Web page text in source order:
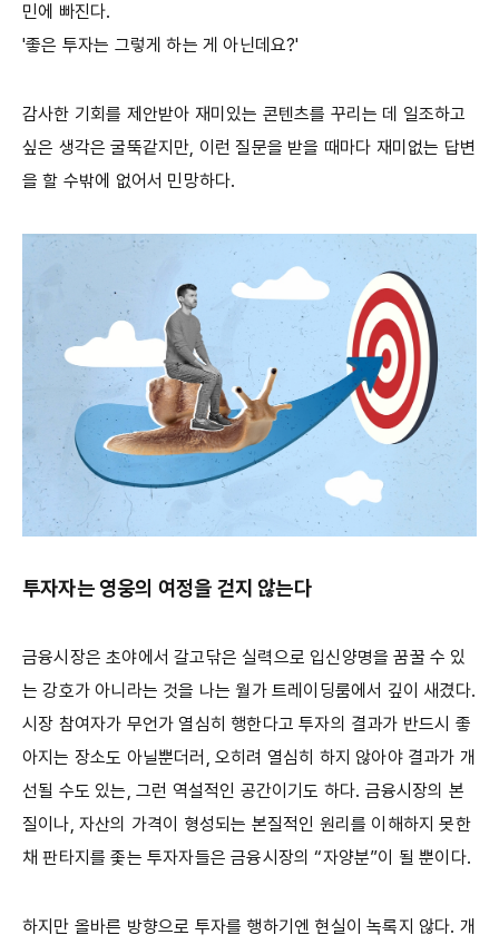
민에 빠진다.
'좋은 투자는 그렇게 하는 게 아닌데요?'
감사한 기회를 제안받아 재미있는 콘텐츠를 꾸리는 데 일조하고
싶은 생각은 굴뚝같지만, 이런 질문을 받을 때마다 재미없는 답변
을 할 수밖에 없어서 민망하다.
투자자는 영웅의 여정을 걷지 않는다
금융시장은 초야에서 갈고닦은 실력으로 입신양명을 꿈꿀 수 있
는 강호가 아니라는 것을 나는 월가 트레이딩룸에서 깊이 새겼다.
시장 참여자가 무언가 열심히 행한다고 투자의 결과가 반드시 좋
아지는 장소도 아닐뿐더러, 오히려 열심히 하지 않아야 결과가 개
선될 수도 있는, 그런 역설적인 공간이기도 하다. 금융시장의 본
질이나, 자산의 가격이 형성되는 본질적인 원리를 이해하지 못한
채 판타지를 좇는 투자자들은 금융시장의 “자양분”이 될 뿐이다.
하지만 올바른 방향으로 투자를 행하기엔 현실이 녹록지 않다. 개